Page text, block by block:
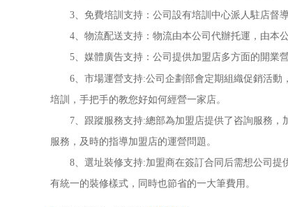
3、免費培訓支持：公司設有培訓中心派人駐店督導
4、物流配送支持：物流由本公司代辦托運，由本公
5、媒體廣告支持：公司提供加盟店多方面的開業營
6、市場運營支持:公司企劃部會定期組織促銷活動
培訓，手把手的教您好如何經營一家店。
7、跟蹤服務支持:總部為加盟店提供了咨詢服務，
服務，及時的指導加盟店的運營問題。
8、選址裝修支持:加盟商在簽訂合同后需想公司提
有統一的裝修樣式，同時也節省的一大筆費用。